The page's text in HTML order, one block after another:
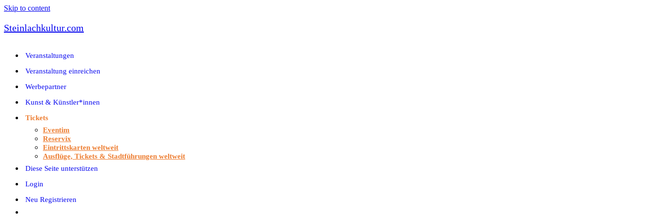
Skip to content
Steinlachkultur.com
Veranstaltungen
Veranstaltung einreichen
Werbepartner
Kunst & Künstler*innen
Tickets
Eventim
Reservix
Eintrittskarten weltweit
Ausflüge, Tickets & Stadtführungen weltweit
Diese Seite unterstützen
Login
Neu Registrieren